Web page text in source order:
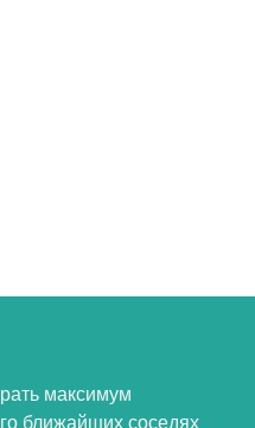
максимум
ближайших соседях